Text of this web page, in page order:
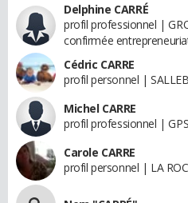
Delphine CARRÉ
profil professionnel |
confirmée
Cédric CARRE
profil personnel |
Michel CARRE
profil professionnel |
Carole CARRE
profil personnel | LA